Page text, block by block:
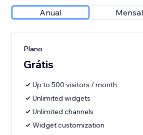
Anual Mensal
Plano
Grátis
Up to 500 visitors / month
Unlimited widgets
Unlimited channels
Widget customization